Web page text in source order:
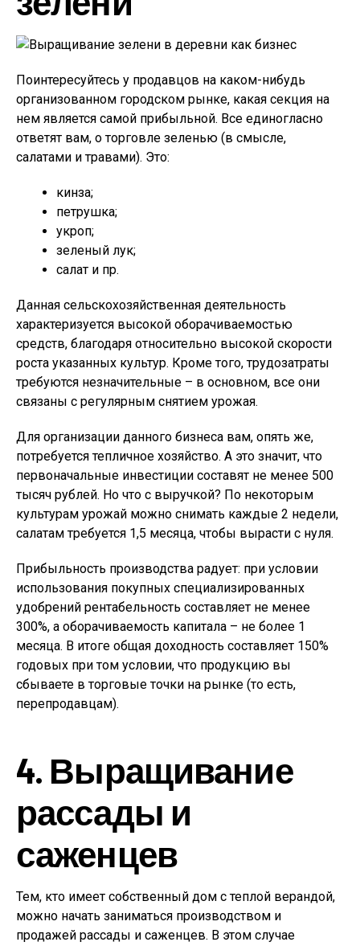
Поинтересуйтесь у продавцов на каком-нибудь
организованном городском рынке, какая секция на
нем является самой прибыльной. Все единогласно
ответят вам, о торговле зеленью (в смысле,
салатами и травами). Это:
кинза;
петрушка;
укроп;
зеленый лук;
салат и пр.
Данная сельскохозяйственная деятельность
характеризуется высокой оборачиваемостью
средств, благодаря относительно высокой скорости
роста указанных культур. Кроме того, трудозатраты
требуются незначительные – в основном, все они
связаны с регулярным снятием урожая.
Для организации данного бизнеса вам, опять же,
потребуется тепличное хозяйство. А это значит, что
первоначальные инвестиции составят не менее 500
тысяч рублей. Но что с выручкой? По некоторым
культурам урожай можно снимать каждые 2 недели,
салатам требуется 1,5 месяца, чтобы вырасти с нуля.
Прибыльность производства радует: при условии
использования покупных специализированных
удобрений рентабельность составляет не менее
300%, а оборачиваемость капитала – не более 1
месяца. В итоге общая доходность составляет 150%
годовых при том условии, что продукцию вы
сбываете в торговые точки на рынке (то есть,
перепродавцам).
4. Выращивание
рассады и
саженцев
Тем, кто имеет собственный дом с теплой верандой,
можно начать заниматься производством и
продажей рассады и саженцев. В этом случае